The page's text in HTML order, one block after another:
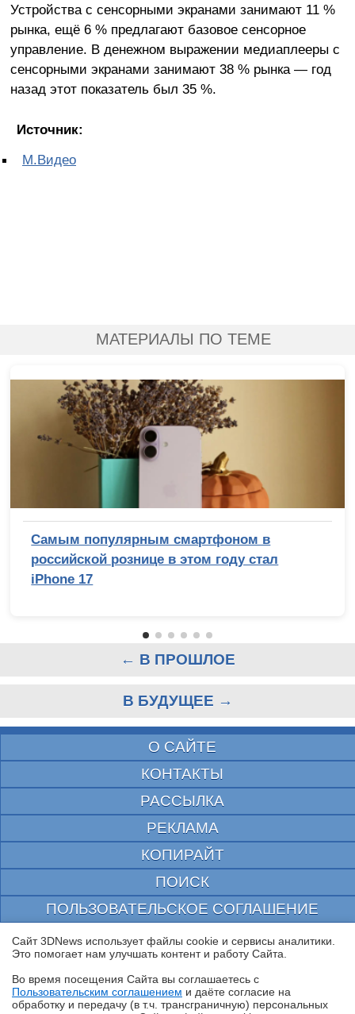
Устройства с сенсорными экранами занимают 11 %
рынка, ещё 6 % предлагают базовое сенсорное
управление. В денежном выражении медиаплееры с
сенсорными экранами занимают 38 % рынка — год
назад этот показатель был 35 %.
Источник:
М.Видео
МАТЕРИАЛЫ ПО ТЕМЕ
Самым популярным смартфоном в
российской рознице в этом году стал
iPhone 17
← В ПРОШЛОЕ
В БУДУЩЕЕ →
О САЙТЕ
КОНТАКТЫ
РАССЫЛКА
РЕКЛАМА
КОПИРАЙТ
ПОИСК
ПОЛЬЗОВАТЕЛЬСКОЕ СОГЛАШЕНИЕ
ЗАЩИЩЕНО CURATOR
© 1997—2026 Электронное периодическое издание "3ДНьюс" | Свидетельство о
выдано Федеральной Службой по надзору за соблюдением законодательства в сфере
массовых коммуникаций и охране культурного наследия
При цитировании документа ссылка на сайт с указанием автора обязательна. Полное
Сайт 3DNews использует файлы cookie и сервисы аналитики.
Это помогает нам улучшать контент и работу Cайта.
Во время посещения Cайта вы соглашаетесь с
Пользовательским соглашением и даёте согласие на
обработку и передачу (в т.ч. трансграничную) персональных